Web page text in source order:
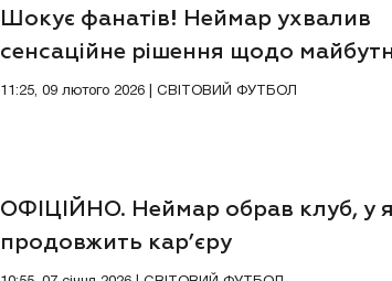
Шокує фанатів! Неймар ухвалив
сенсаційне рішення щодо
11:25, 09 лютого 2026 | СВІТОВИЙ ФУТБОЛ
ОФІЦІЙНО. Неймар обрав клуб, у
продовжить кар’єру